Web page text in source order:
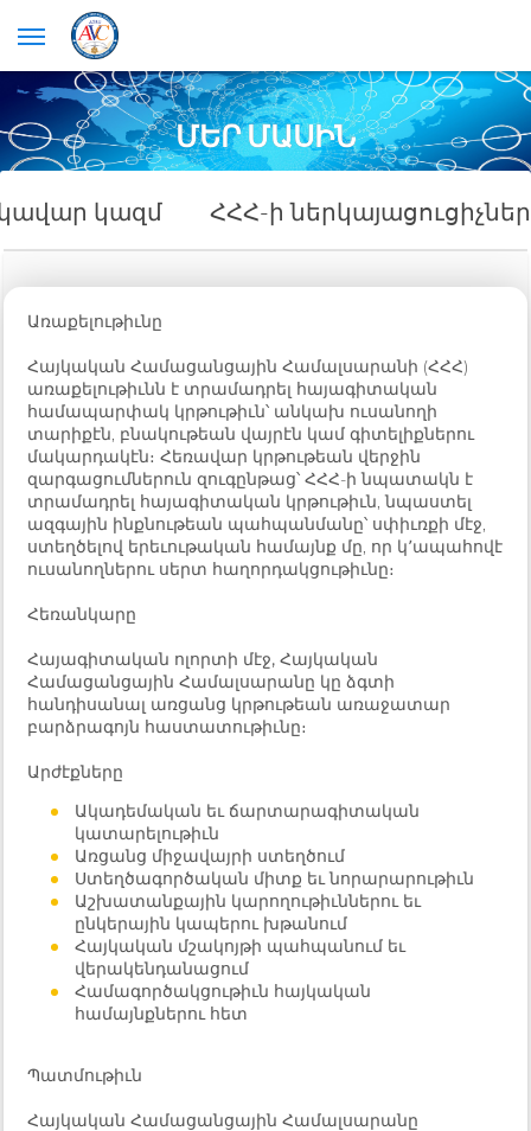
ՄԵՐ ՄԱՍԻՆ
կազմ ՀՀՀ-ի ներկայացուցիչներ
Առաքելութիւնը
Հայկական Համացանցային Համալսարանի (ՀՀՀ)
առաքելութիւնն է տրամադրել հայագիտական
համապարփակ կրթութիւն՝ անկախ ուսանողի
տարիքէն, բնակութեան վայրէն կամ գիտելիքներու
մակարդակէն։ Հեռավար կրթութեան վերջին
զարգացումներուն զուգընթաց՝ ՀՀՀ-ի նպատակն է
տրամադրել հայագիտական կրթութիւն, նպաստել
ազգային ինքնութեան պահպանմանը՝ սփիւռքի մէջ,
ստեղծելով երեւութական համայնք մը, որ կ՚ապահովէ
ուսանողներու սերտ հաղորդակցութիւնը։
Հեռանկարը
Հայագիտական ոլորտի մէջ, Հայկական
Համացանցային Համալսարանը կը ձգտի
հանդիսանալ առցանց կրթութեան առաջատար
բարձրագոյն հաստատութիւնը։
Արժէքները
Ակադեմական եւ ճարտարագիտական
կատարելութիւն
Առցանց միջավայրի ստեղծում
Ստեղծագործական միտք եւ նորարարութիւն
Աշխատանքային կարողութիւններու եւ
ընկերային կապերու խթանում
Հայկական մշակոյթի պահպանում եւ
վերակենդանացում
Համագործակցութիւն հայկական
համայնքներու հետ
Պատմութիւն
Հայկական Համացանցային Համալսարանը